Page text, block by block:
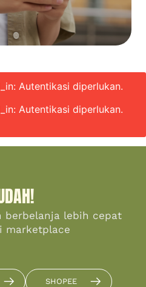
Autentikasi diperlukan.
Autentikasi diperlukan.
berbelanja lebih cepat
marketplace
SHOPEE